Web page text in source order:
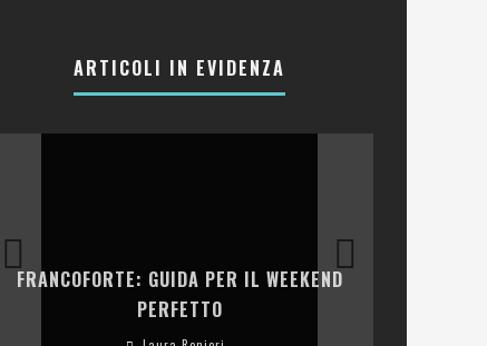
ARTICOLI IN EVIDENZA
FRANCOFORTE: GUIDA PER IL WEEKEND
PERFETTO